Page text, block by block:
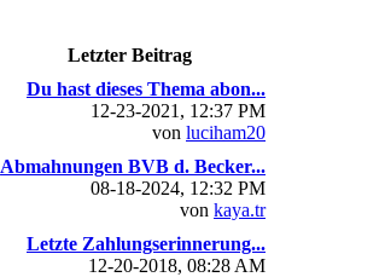
Letzter Beitrag
Du hast dieses Thema abon...
12-23-2021, 12:37 PM
von luciham20
Abmahnungen BVB d. Becker...
08-18-2024, 12:32 PM
von kaya.tr
Letzte Zahlungserinnerung...
12-20-2018, 08:28 AM